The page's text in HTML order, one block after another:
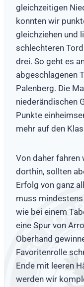
gleichzeitigen
konnten wir
gleichziehen und
schlechteren
drei. So geht es
abgeschlagenen
Palenberg. Die
niederändischen
Punkte
mehr auf den
Von daher fahren
dorthin, sollten
Erfolg von ganz
muss
wie bei einem
eine Spur von
Oberhand
Favoritenrolle
Ende mit leeren
werden wir